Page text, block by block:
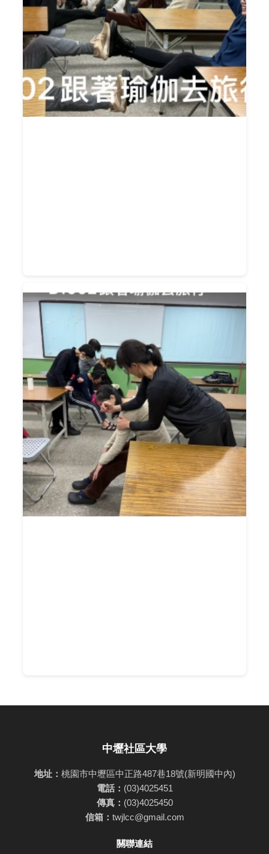
中壢社區大學
地址： 桃園市中壢區中正路487巷18號(新明國中內)
電話： (03)4025451
傳真： (03)4025450
信箱： twjlcc@gmail.com
關聯連結